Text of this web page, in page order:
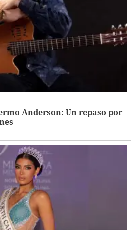
Anderson: Un repaso por